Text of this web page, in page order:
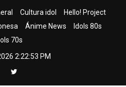
Cultura idol
Hello! Project
Ánime News
Idols 80s
70s
2:22:54 PM